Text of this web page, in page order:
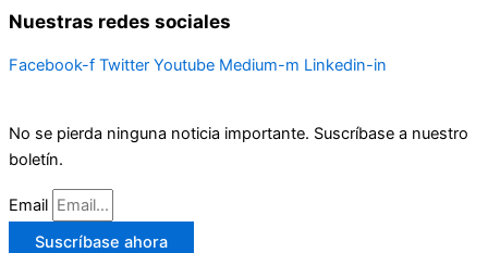
Nuestras redes sociales
Facebook-f Twitter Youtube Medium-m Linkedin-in
No se pierda ninguna noticia importante. Suscríbase a nuestro
boletín.
Email
Suscríbase ahora